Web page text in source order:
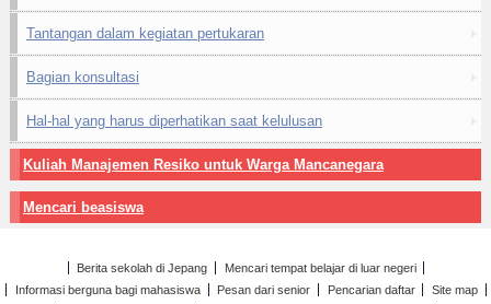
Tantangan dalam kegiatan pertukaran
Bagian konsultasi
Hal-hal yang harus diperhatikan saat kelulusan
Kuliah Manajemen Resiko untuk Warga Mancanegara
Mencari beasiswa
Berita sekolah di Jepang
Mencari tempat belajar di luar negeri
Informasi berguna bagi mahasiswa
Pesan dari senior Pencarian daftar
Site map